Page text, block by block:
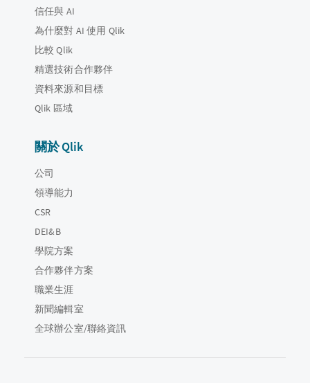
信任與 AI
為什麼對 AI 使用 Qlik
比較 Qlik
精選技術合作夥伴
資料來源和目標
Qlik 區域
關於 Qlik
公司
領導能力
CSR
DEI&B
學院方案
合作夥伴方案
職業生涯
新聞編輯室
全球辦公室/聯絡資訊